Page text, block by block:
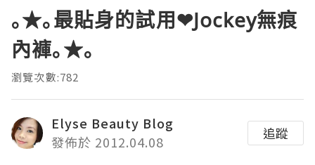
｡★｡最貼身的試用❤Jockey無痕
內褲｡★｡
瀏覽次數:782
Elyse Beauty Blog
發佈於 2012.04.08
追蹤